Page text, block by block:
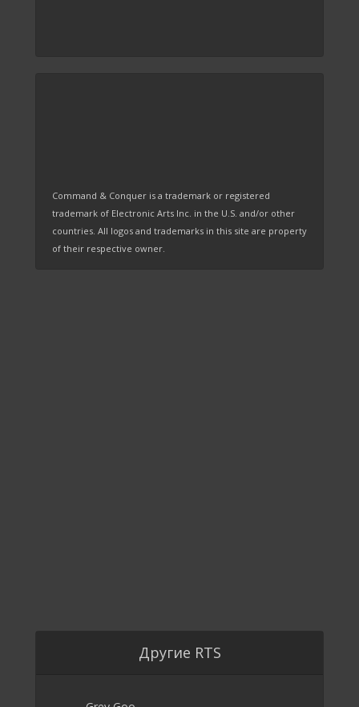
Command & Conquer is a trademark or registered
trademark of Electronic Arts Inc. in the U.S. and/or other
countries. All logos and trademarks in this site are property
of their respective owner.
Другие RTS